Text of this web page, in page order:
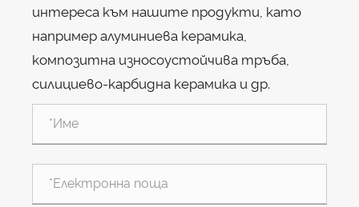
интереса към нашите продукти, като
например алуминиева керамика,
композитна износоустойчива тръба,
силициево-карбидна керамика и др.